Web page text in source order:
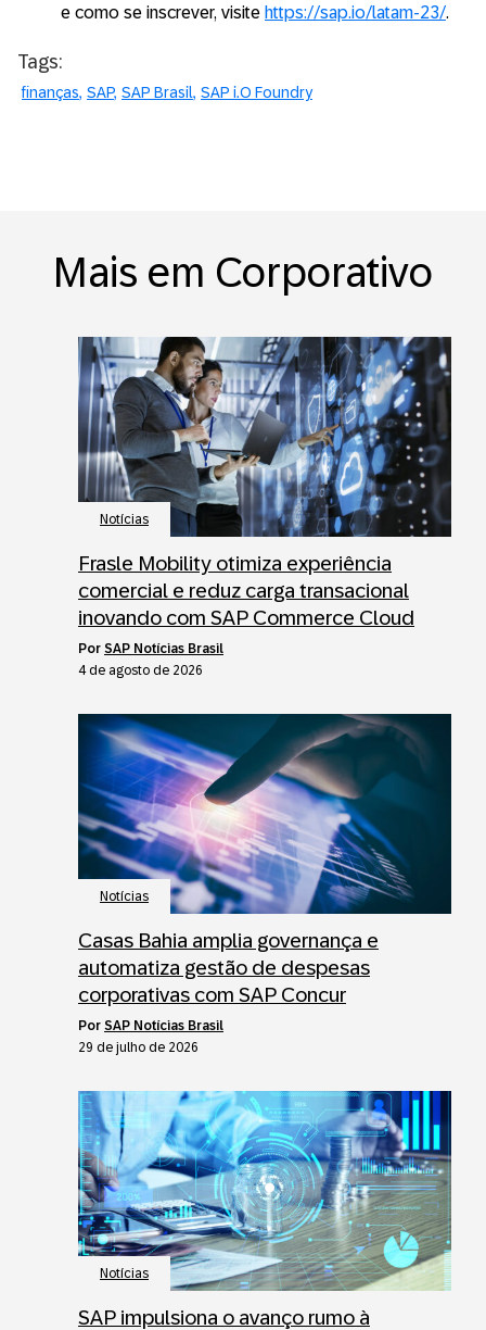
e como se inscrever, visite https://sap.io/latam-23/.
Tags:
finanças SAP SAP Brasil SAP i.O Foundry
Mais em Corporativo
Notícias
Frasle Mobility otimiza experiência
comercial e reduz carga transacional
inovando com SAP Commerce Cloud
por SAP Notícias Brasil
4 de agosto de 2026
Notícias
Casas Bahia amplia governança e
automatiza gestão de despesas
corporativas com SAP Concur
por SAP Notícias Brasil
29 de julho de 2026
Notícias
SAP impulsiona o avanço rumo à